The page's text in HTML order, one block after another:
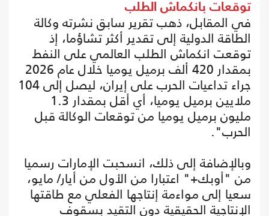
توقعات بانكماش الطلب
في المقابل، ذهب تقرير سابق نشرته وكالة
الطاقة الدولية إلى تقدير أكثر تشاؤما، إذ
توقعت انكماش الطلب العالمي على النفط
بمقدار 420 ألف برميل يوميا خلال عام 2026
جراء تداعيات الحرب على إيران، ليصل إلى 104
ملايين برميل يوميا، أي أقل بمقدار 1.3
مليون برميل يوميا من توقعات الوكالة قبل
الحرب".
وبالإضافة إلى ذلك، انسحبت الإمارات رسميا
من "أوبك+" اعتبارا من الأول من أيار/ مايو،
سعيا إلى مواءمة إنتاجها الفعلي مع طاقتها
الإنتاجية الحقيقية دون التقيد بسقوف